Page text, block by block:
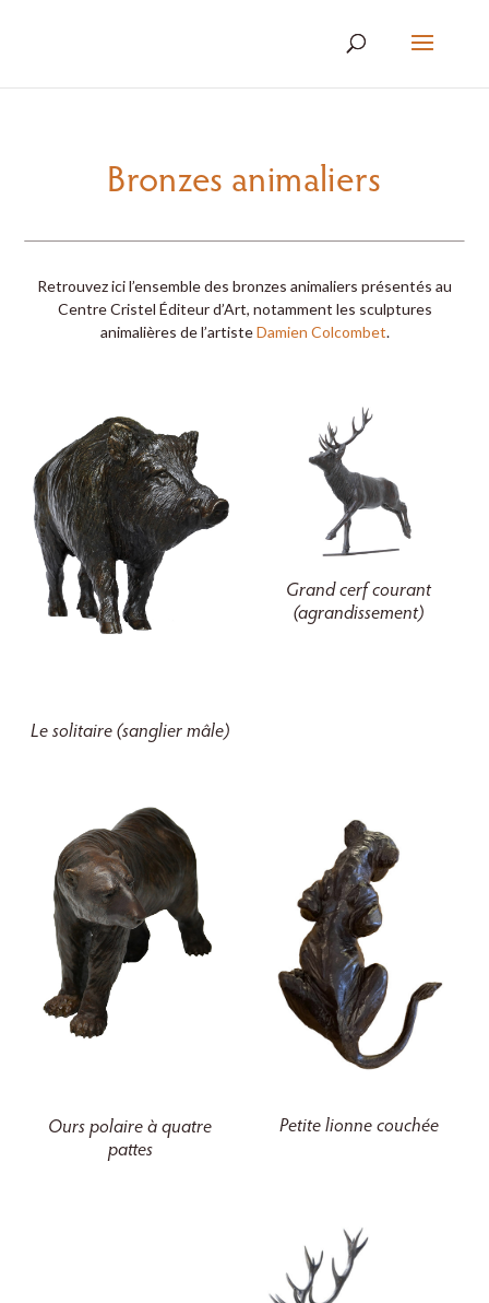
Bronzes animaliers
Retrouvez ici l’ensemble des bronzes animaliers présentés au
Centre Cristel Éditeur d’Art, notamment les sculptures
animalières de l’artisteDamien Colcombet.
Le solitaire (sanglier mâle)
Grand cerf courant
(agrandissement)
Ours polaire à quatre
pattes
Petite lionne couchée